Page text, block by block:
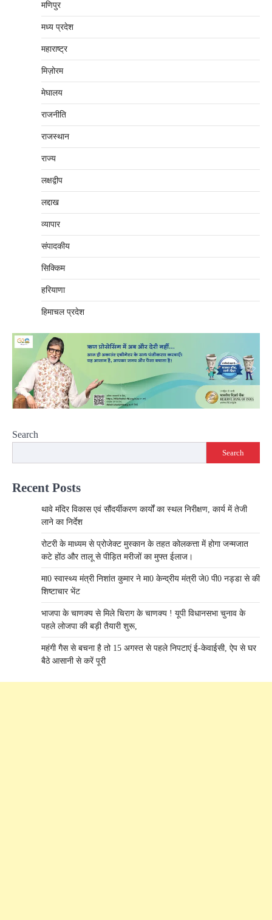
मणिपुर
मध्‍य प्रदेश
महाराष्‍ट्र
मिज़ोरम
मेघालय
राजनीति
राजस्थान
राज्य
लक्षद्वीप
लद्दाख
व्यापार
संपादकीय
सिक्किम
हरियाणा
हिमाचल प्रदेश
Search
Search
Recent Posts
थावे मंदिर विकास एवं सौंदर्यीकरण कार्यों का स्थल निरीक्षण, कार्य में तेजी
लाने का निर्देश
रोटरी के माध्यम से प्रोजेक्ट मुस्कान के तहत कोलकत्ता में होगा जन्मजात
कटे होंठ और तालू से पीड़ित मरीजों का मुफ्त ईलाज।
मा0 स्वास्थ्य मंत्री निशांत कुमार ने मा0 केन्द्रीय मंत्री जे0 पी0 नड्डा से की
शिष्टाचार भेंट
भाजपा के चाणक्य से मिले चिराग के चाणक्य ! यूपी विधानसभा चुनाव के
पहले लोजपा की बड़ी तैयारी शुरू,
महंगी गैस से बचना है तो 15 अगस्त से पहले निपटाएं ई-केवाईसी, ऐप से घर
बैठे आसानी से करें पूरी